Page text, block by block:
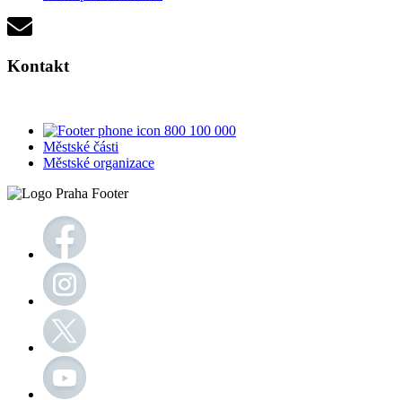
Kontakt
800 100 000
Městské části
Městské organizace